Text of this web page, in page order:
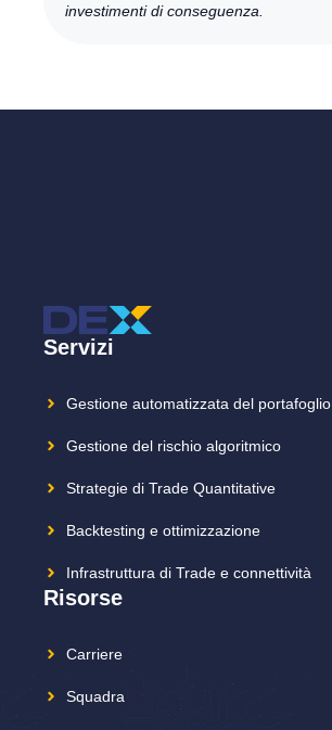
investimenti di conseguenza.
Servizi
Gestione automatizzata del portafoglio
Gestione del rischio algoritmico
Strategie di Trade Quantitative
Backtesting e ottimizzazione
Infrastruttura di Trade e connettività
Risorse
Carriere
Squadra